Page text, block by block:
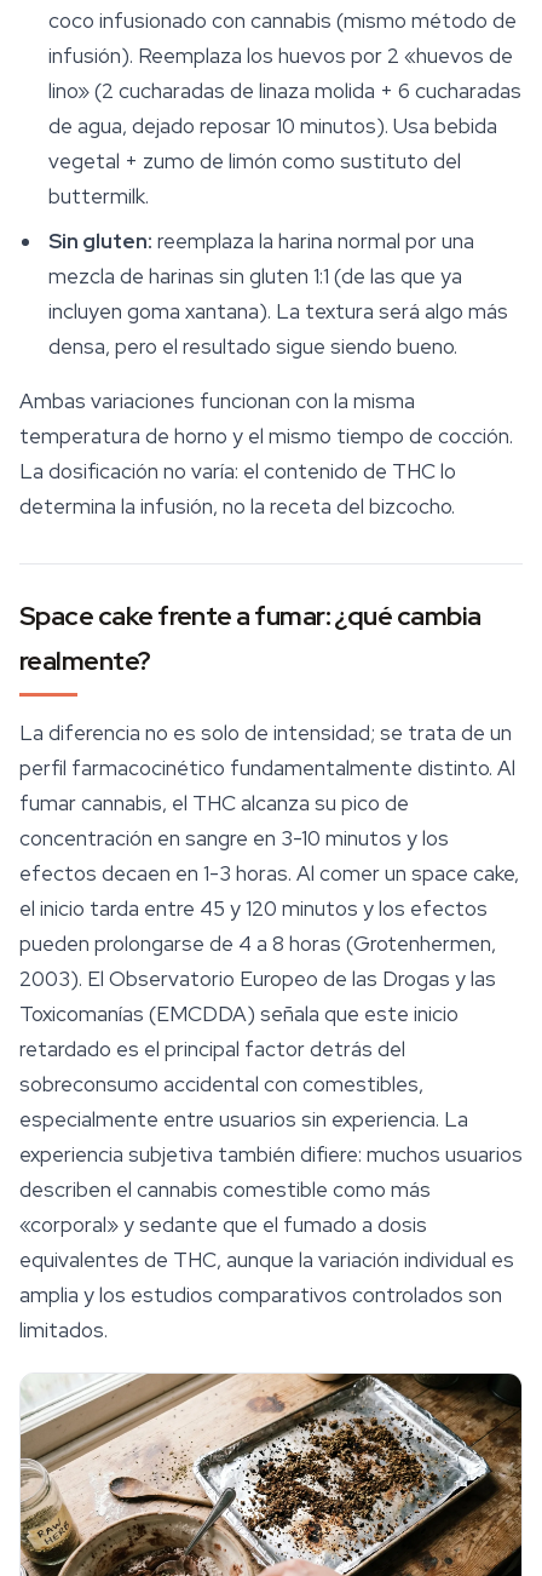
coco infusionado con cannabis (mismo método de
infusión). Reemplaza los huevos por 2 «huevos de
lino» (2 cucharadas de linaza molida + 6 cucharadas
de agua, dejado reposar 10 minutos). Usa bebida
vegetal + zumo de limón como sustituto del
buttermilk.
Sin gluten: reemplaza la harina normal por una
mezcla de harinas sin gluten 1:1 (de las que ya
incluyen goma xantana). La textura será algo más
densa, pero el resultado sigue siendo bueno.
Ambas variaciones funcionan con la misma
temperatura de horno y el mismo tiempo de cocción.
La dosificación no varía: el contenido de THC lo
determina la infusión, no la receta del bizcocho.
Space cake frente a fumar: ¿qué cambia
realmente?
La diferencia no es solo de intensidad; se trata de un
perfil farmacocinético fundamentalmente distinto. Al
fumar cannabis, el THC alcanza su pico de
concentración en sangre en 3-10 minutos y los
efectos decaen en 1-3 horas. Al comer un space cake,
el inicio tarda entre 45 y 120 minutos y los efectos
pueden prolongarse de 4 a 8 horas (Grotenhermen,
2003). El Observatorio Europeo de las Drogas y las
Toxicomanías (EMCDDA) señala que este inicio
retardado es el principal factor detrás del
sobreconsumo accidental con comestibles,
especialmente entre usuarios sin experiencia. La
experiencia subjetiva también difiere: muchos usuarios
describen el cannabis comestible como más
«corporal» y sedante que el fumado a dosis
equivalentes de THC, aunque la variación individual es
amplia y los estudios comparativos controlados son
limitados.